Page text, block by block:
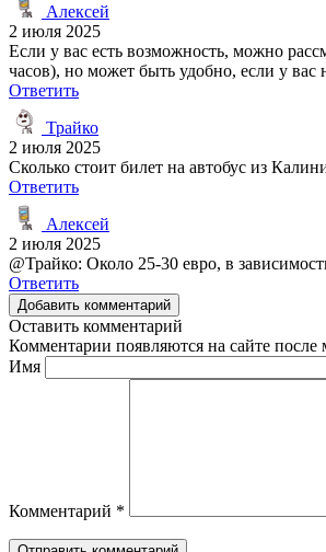
Алексей
2 июля 2025
Если у вас есть возможность, можно
часов), но может быть удобно, если у вас
Ответить
Трайко
2 июля 2025
Сколько стоит билет на автобус из
Ответить
Алексей
2 июля 2025
@Трайко: Около 25-30 евро, в
Ответить
Добавить комментарий
Оставить комментарий
Комментарии появляются на сайте после
Имя
Комментарий *